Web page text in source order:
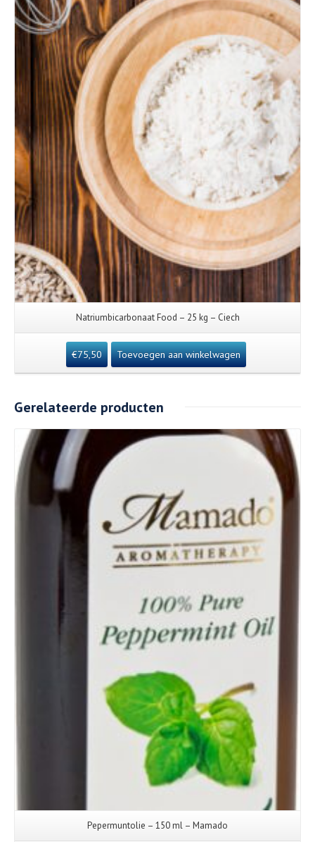
Natriumbicarbonaat Food – 25 kg – Ciech
€75,50 Toevoegen aan winkelwagen
Gerelateerde producten
Pepermuntolie – 150 ml – Mamado